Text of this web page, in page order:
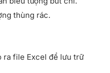
thùng rác.
ra file Excel để lưu trữ